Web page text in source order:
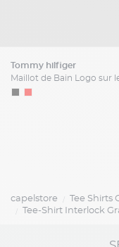
tommy hilfiger
capelstore
Tee Shirts
Tee-Shirt Interlock